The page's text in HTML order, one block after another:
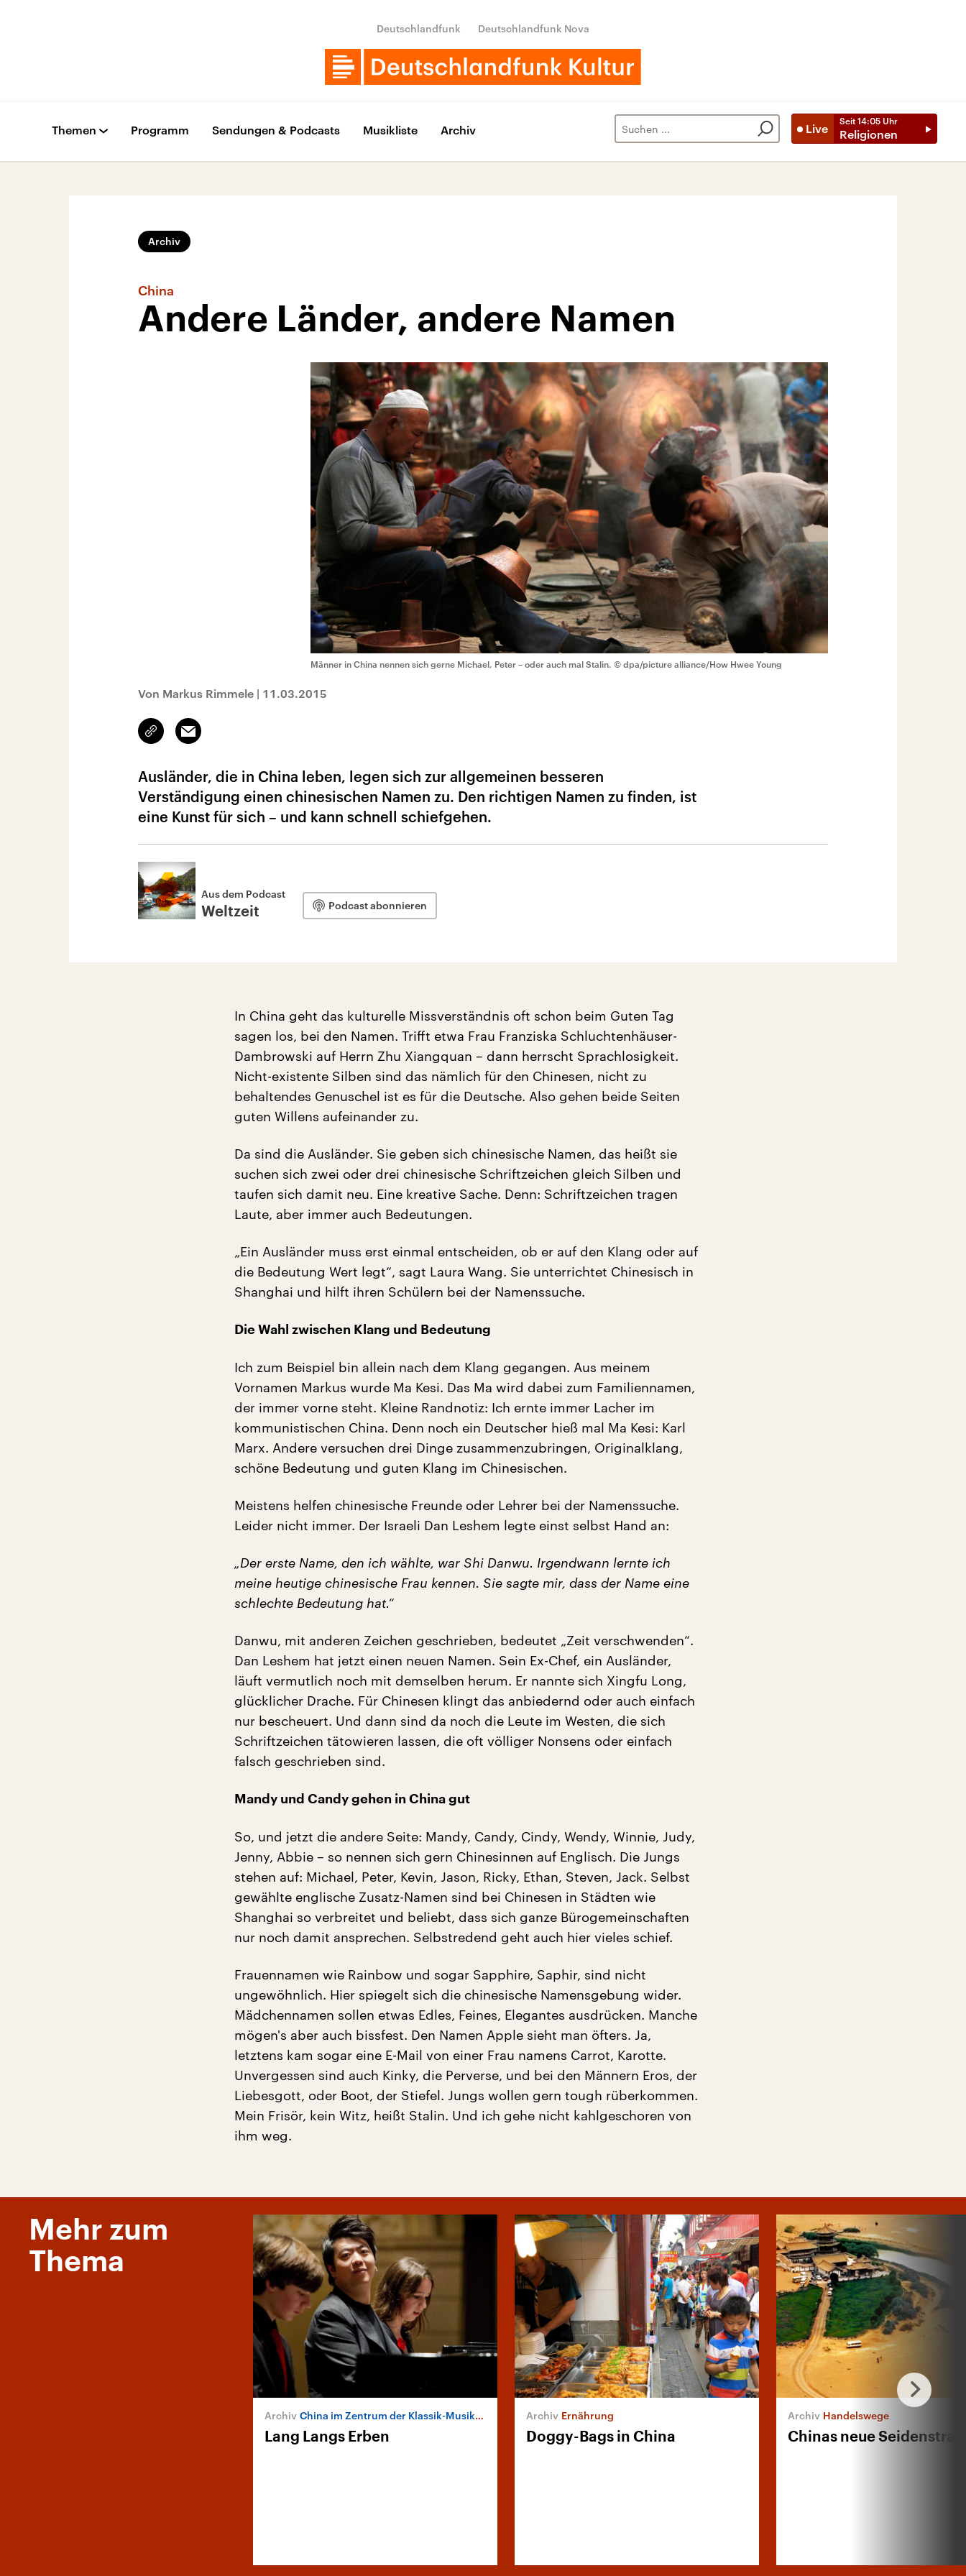
Deutschlandfunk Deutschlandfunk Nova
Live
Seit 14:05 Uhr
Religionen
Themen Programm Sendungen & Podcasts Musikliste Archiv
Archiv
China
Andere Länder, andere Namen
Männer in China nennen sich gerne Michael, Peter – oder auch mal Stalin. © dpa/picture alliance/How Hwee Young
Von Markus Rimmele | 11.03.2015
Link
kopieren/teilen
Email
Ausländer, die in China leben, legen sich zur allgemeinen besseren
Verständigung einen chinesischen Namen zu. Den richtigen Namen zu finden, ist
eine Kunst für sich – und kann schnell schiefgehen.
Aus dem Podcast
Weltzeit Podcast abonnieren
In China geht das kulturelle Missverständnis oft schon beim Guten Tag
sagen los, bei den Namen. Trifft etwa Frau Franziska Schluchtenhäuser-
Dambrowski auf Herrn Zhu Xiangquan – dann herrscht Sprachlosigkeit.
Nicht-existente Silben sind das nämlich für den Chinesen, nicht zu
behaltendes Genuschel ist es für die Deutsche. Also gehen beide Seiten
guten Willens aufeinander zu.
Da sind die Ausländer. Sie geben sich chinesische Namen, das heißt sie
suchen sich zwei oder drei chinesische Schriftzeichen gleich Silben und
taufen sich damit neu. Eine kreative Sache. Denn: Schriftzeichen tragen
Laute, aber immer auch Bedeutungen.
„Ein Ausländer muss erst einmal entscheiden, ob er auf den Klang oder auf
die Bedeutung Wert legt“, sagt Laura Wang. Sie unterrichtet Chinesisch in
Shanghai und hilft ihren Schülern bei der Namenssuche.
Die Wahl zwischen Klang und Bedeutung
Ich zum Beispiel bin allein nach dem Klang gegangen. Aus meinem
Vornamen Markus wurde Ma Kesi. Das Ma wird dabei zum Familiennamen,
der immer vorne steht. Kleine Randnotiz: Ich ernte immer Lacher im
kommunistischen China. Denn noch ein Deutscher hieß mal Ma Kesi: Karl
Marx. Andere versuchen drei Dinge zusammenzubringen, Originalklang,
schöne Bedeutung und guten Klang im Chinesischen.
Meistens helfen chinesische Freunde oder Lehrer bei der Namenssuche.
Leider nicht immer. Der Israeli Dan Leshem legte einst selbst Hand an:
„Der erste Name, den ich wählte, war Shi Danwu. Irgendwann lernte ich
meine heutige chinesische Frau kennen. Sie sagte mir, dass der Name eine
schlechte Bedeutung hat.“
Danwu, mit anderen Zeichen geschrieben, bedeutet „Zeit verschwenden“.
Dan Leshem hat jetzt einen neuen Namen. Sein Ex-Chef, ein Ausländer,
läuft vermutlich noch mit demselben herum. Er nannte sich Xingfu Long,
glücklicher Drache. Für Chinesen klingt das anbiedernd oder auch einfach
nur bescheuert. Und dann sind da noch die Leute im Westen, die sich
Schriftzeichen tätowieren lassen, die oft völliger Nonsens oder einfach
falsch geschrieben sind.
Mandy und Candy gehen in China gut
So, und jetzt die andere Seite: Mandy, Candy, Cindy, Wendy, Winnie, Judy,
Jenny, Abbie – so nennen sich gern Chinesinnen auf Englisch. Die Jungs
stehen auf: Michael, Peter, Kevin, Jason, Ricky, Ethan, Steven, Jack. Selbst
gewählte englische Zusatz-Namen sind bei Chinesen in Städten wie
Shanghai so verbreitet und beliebt, dass sich ganze Bürogemeinschaften
nur noch damit ansprechen. Selbstredend geht auch hier vieles schief.
Frauennamen wie Rainbow und sogar Sapphire, Saphir, sind nicht
ungewöhnlich. Hier spiegelt sich die chinesische Namensgebung wider.
Mädchennamen sollen etwas Edles, Feines, Elegantes ausdrücken. Manche
mögen's aber auch bissfest. Den Namen Apple sieht man öfters. Ja,
letztens kam sogar eine E-Mail von einer Frau namens Carrot, Karotte.
Unvergessen sind auch Kinky, die Perverse, und bei den Männern Eros, der
Liebesgott, oder Boot, der Stiefel. Jungs wollen gern tough rüberkommen.
Mein Frisör, kein Witz, heißt Stalin. Und ich gehe nicht kahlgeschoren von
ihm weg.
Mehr zum
Thema
China im Zentrum der Klassik-Musikindustrie
Lang Langs Erben
Ernährung
Doggy-Bags in China
Handelswege
Chinas neue